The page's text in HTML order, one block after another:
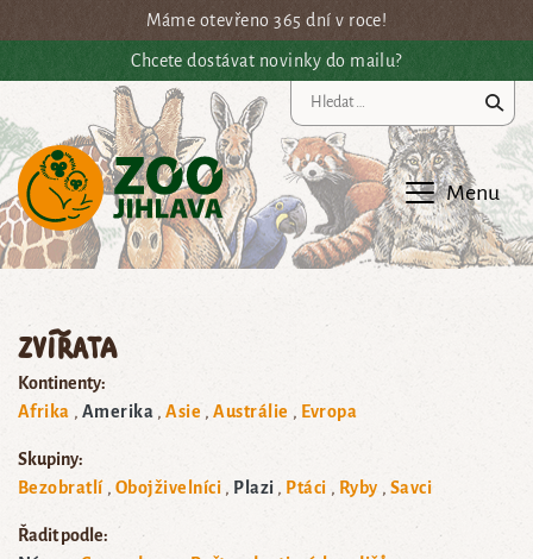
Přejít na hlavní obsahMáme otevřeno 365 dní v roce!
Chcete dostávat novinky do mailu?
Menu
Zvířata
Kontinenty:
Afrika
Amerika Asie Austrálie Evropa
Skupiny:
Bezobratlí
Obojživelníci Plazi Ptáci Ryby Savci
Řadit podle: